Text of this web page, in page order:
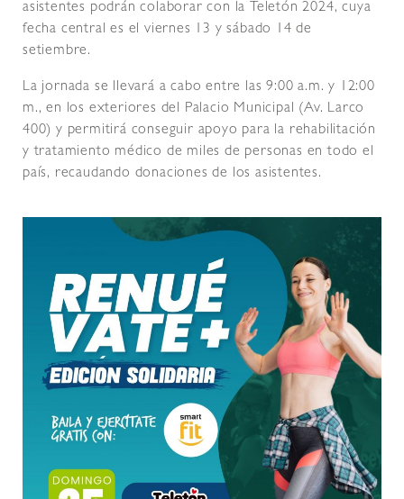
asistentes podrán colaborar con la Teletón 2024, cuya
fecha central es el viernes 13 y sábado 14 de
setiembre.
La jornada se llevará a cabo entre las 9:00 a.m. y 12:00
m., en los exteriores del Palacio Municipal (Av. Larco
400) y permitirá conseguir apoyo para la rehabilitación
y tratamiento médico de miles de personas en todo el
país, recaudando donaciones de los asistentes.